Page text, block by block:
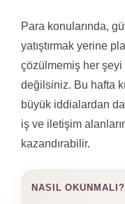
Para konularında,
yatıştırmak yerine
çözülmemiş her şeyi
değilsiniz. Bu hafta
büyük iddialardan
iş ve iletişim
kazandırabilir.
NASIL OKUNMALI?